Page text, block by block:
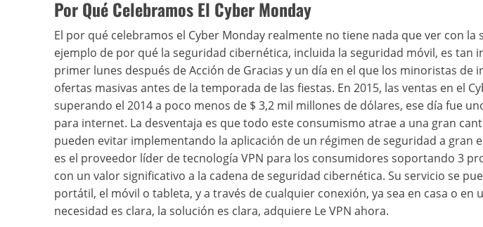
Por Qué Celebramos El Cyber Monday
El por qué celebramos el Cyber Monday realmente no tiene nada que ver con
ejemplo de por qué la seguridad cibernética, incluida la seguridad móvil, es tan
primer lunes después de Acción de Gracias y un día en el que los minoristas
ofertas masivas antes de la temporada de las fiestas. En 2015, las ventas en el
superando el 2014 a poco menos de $ 3,2 mil millones de dólares, ese día fue
para internet. La desventaja es que todo este consumismo atrae a una gran
pueden evitar implementando la aplicación de un régimen de seguridad a gran
es el proveedor líder de tecnología VPN para los consumidores soportando 3
con un valor significativo a la cadena de seguridad cibernética. Su servicio se
portátil, el móvil o tableta, y a través de cualquier conexión, ya sea en casa o en
necesidad es clara, la solución es clara, adquiere Le VPN ahora.